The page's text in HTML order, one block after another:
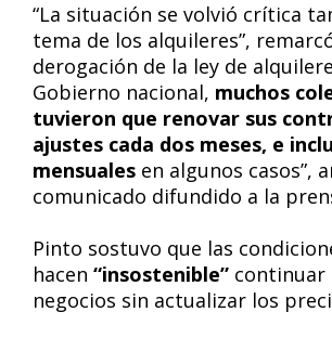
“La situación se volvió crítica
tema de los alquileres”,
derogación de la ley de
Gobierno nacional, muchos
tuvieron que renovar sus
ajustes cada dos meses, e
mensuales en algunos casos”,
comunicado difundido a la
Pinto sostuvo que las
hacen “insostenible” continuar
negocios sin actualizar los